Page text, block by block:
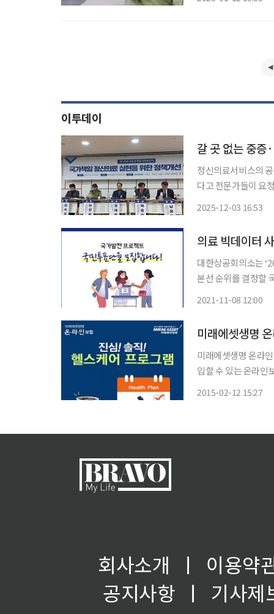
이투데이
정신의료서비스의
다고 전문가들이 요청했다. 3일 보건의료산업노동조합과 남인순·이
2025-12-03 16:53
의료 빅데이터
대한상공회의소는
본선 순위를 결정할 국민 투표단
2021-11-08 12:00
미래에셋생명
미래에셋생명 온라
입할 수 있는 온라인
2015-02-12 15:27
회사소개 ㅣ
이용약
공지사항
ㅣ
기사제